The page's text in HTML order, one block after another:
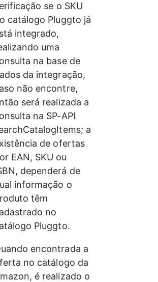
se o SKU
catálogo Pluggto já
integrado,
uma
na base de
da integração,
não encontre,
será realizada a
na SP-API
a
de ofertas
EAN, SKU ou
dependerá de
informação o
têm
no
Pluggto.
encontrada a
no catálogo da
é realizado o